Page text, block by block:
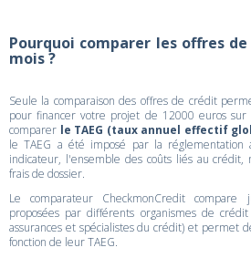
Pourquoi comparer les offres
mois ?
Seule la comparaison des offres de crédit
pour financer votre projet de 12000 euros
comparer le TAEG (taux annuel effectif
le TAEG a été imposé par la
indicateur, l'ensemble des coûts liés au
frais de dossier.
Le comparateur CheckmonCredit
proposées par différents organismes de
assurances et spécialistes du crédit) et permet
fonction de leur TAEG.